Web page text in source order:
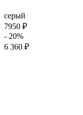
серый
7950 ₽
- 20%
6 360 ₽